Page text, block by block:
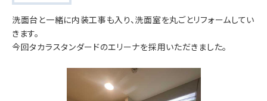
洗面台と一緒に内装工事も入り、洗面室を丸ごとリフォームしてい
きます。
今回タカラスタンダードのエリーナを採用いただきました。